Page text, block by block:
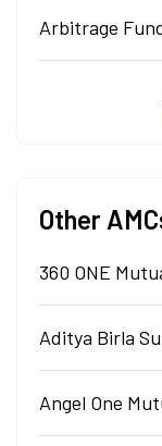
Arbitrage
Other
360 ONE
Aditya Birla
Angel One